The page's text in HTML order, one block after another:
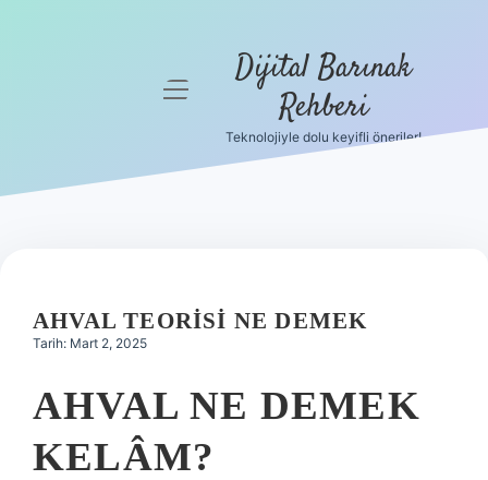
Hakkımızda
menüyü
Dijital Barınak
Rehberi
Teknolojiyle dolu keyifli öneriler!
AHVAL TEORISI NE DEMEK
Tarih: Mart 2, 2025
AHVAL NE DEMEK
KELÂM?